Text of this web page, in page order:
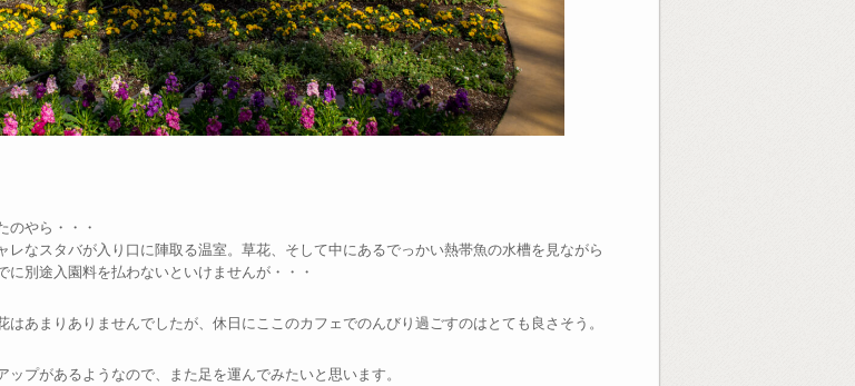
のやら・・・
なスタバが入り口に陣取る温室。草花、そして中にあるでっかい熱帯魚の水槽を見ながら
別途入園料を払わないといけませんが・・・
あまりありませんでしたが、休日にここのカフェでのんびり過ごすのはとても良さそう。
プがあるようなので、また足を運んでみたいと思います。